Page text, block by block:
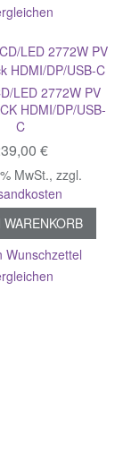
LED 2772W PV
HDMI/DP/USB-
C
€
MwSt.,zzgl.
WARENKORB
Wunschzettel